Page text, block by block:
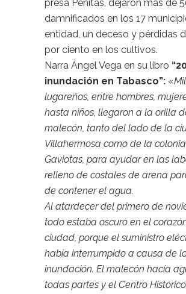
presa Peñitas, dejaron más de
damnificados en los 17
entidad, un deceso y pérdidas
por ciento en los cultivos.
Narra Ángel Vega en su libro “
inundación en Tabasco”: «
lugareños, entre hombres,
hasta niños, llegaron a la orilla
malecón, tanto del lado de la
Villahermosa como de la
Gaviotas, para ayudar en las
relleno de costales de arena
de contener el agua.
Al atardecer del primero de
todo estaba oscuro en el
ciudad, porque el suministro
había interrumpido a causa de
inundación. El malecón hacía
todas partes y el Centro